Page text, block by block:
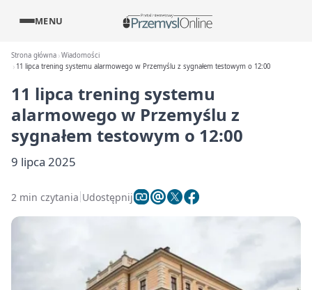
MENU
Strona główna Wiadomości
11 lipca trening systemu alarmowego w Przemyślu z sygnałem testowym o 12:00
11 lipca trening systemu
alarmowego w Przemyślu z
sygnałem testowym o 12:00
9 lipca 2025
2 min czytania Udostępnij